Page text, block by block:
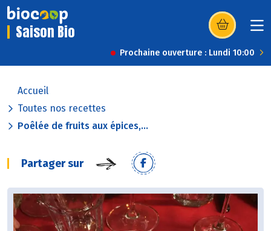
Saison Bio (s’ouvre dans
Prochaine ouverture : Lundi 10:00
Accueil
Toutes nos recettes
Poêlée de fruits aux épices,...
Partager sur